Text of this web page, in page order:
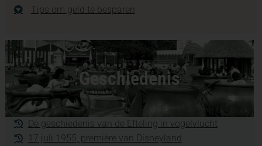
Tips om geld te besparen
Geschiedenis
De geschiedenis van de Efteling in vogelvlucht
17 juli 1955, première van Disneyland